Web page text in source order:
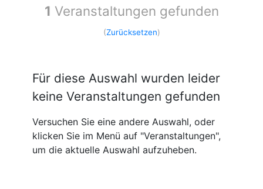
1 Veranstaltungen gefunden
(Zurücksetzen)
Für diese Auswahl wurden leider
keine Veranstaltungen gefunden
Versuchen Sie eine andere Auswahl, oder
klicken Sie im Menü auf "Veranstaltungen",
um die aktuelle Auswahl aufzuheben.